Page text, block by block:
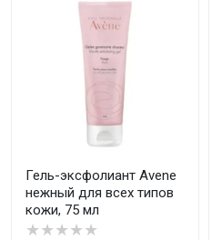
Гель-эксфолиант Avene
нежный для всех типов
кожи, 75 мл
★★★★★